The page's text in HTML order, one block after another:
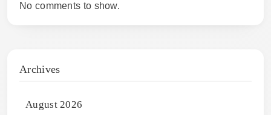
No comments to show.
Archives
August 2026